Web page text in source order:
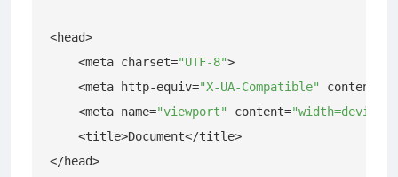
<head>
    <meta charset=
"UTF-8">
    <meta http-equiv=
"X-UA-Compatible" content=
    <meta name=
"viewport" content=
    <title>Document</title>
</head>